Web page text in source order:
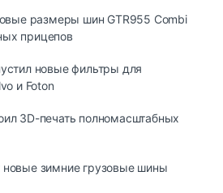
размеры шин GTR955 Combi
прицепов
новые фильтры для
и Foton
3D-печать полномасштабных
новые зимние грузовые шины